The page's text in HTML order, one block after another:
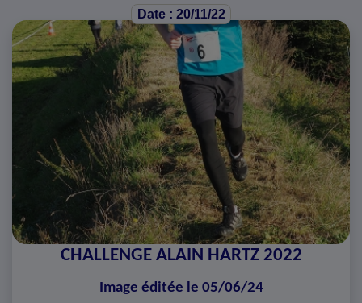
Date : 20/11/22
CHALLENGE ALAIN HARTZ 2022
Image éditée le 05/06/24